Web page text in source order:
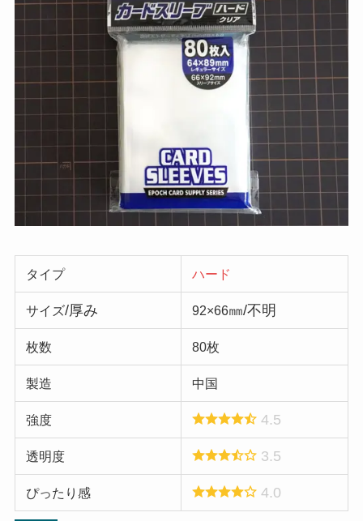
タイプ ハード
サイズ/厚み 92×66㎜/不明
枚数 80枚
製造 中国
強度 4.5
透明度 3.5
ぴったり感 4.0